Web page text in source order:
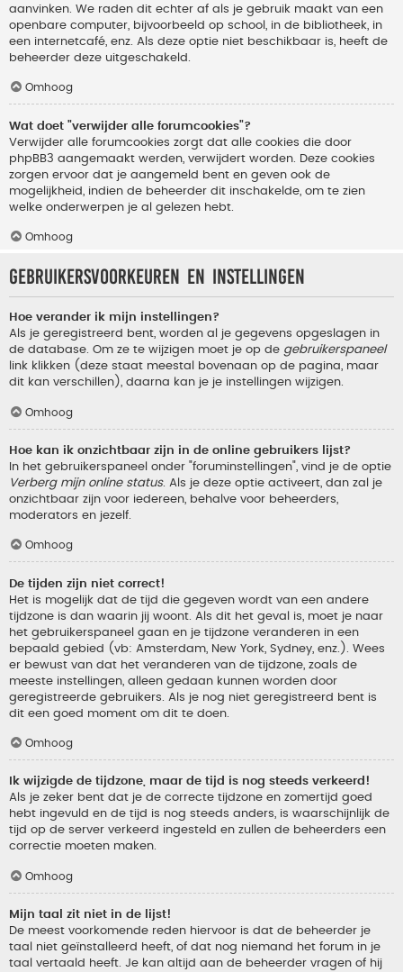
aanvinken. We raden dit echter af als je gebruik maakt van een
openbare computer, bijvoorbeeld op school, in de bibliotheek, in
een internetcafé, enz. Als deze optie niet beschikbaar is, heeft de
beheerder deze uitgeschakeld.
Omhoog
Wat doet "verwijder alle forumcookies"?
Verwijder alle forumcookies zorgt dat alle cookies die door
phpBB3 aangemaakt werden, verwijdert worden. Deze cookies
zorgen ervoor dat je aangemeld bent en geven ook de
mogelijkheid, indien de beheerder dit inschakelde, om te zien
welke onderwerpen je al gelezen hebt.
Omhoog
Gebruikersvoorkeuren en instellingen
Hoe verander ik mijn instellingen?
Als je geregistreerd bent, worden al je gegevens opgeslagen in
de database. Om ze te wijzigen moet je op de gebruikerspaneel
link klikken (deze staat meestal bovenaan op de pagina, maar
dit kan verschillen), daarna kan je je instellingen wijzigen.
Omhoog
Hoe kan ik onzichtbaar zijn in de online gebruikers lijst?
In het gebruikerspaneel onder "foruminstellingen", vind je de optie
Verberg mijn online status. Als je deze optie activeert, dan zal je
onzichtbaar zijn voor iedereen, behalve voor beheerders,
moderators en jezelf.
Omhoog
De tijden zijn niet correct!
Het is mogelijk dat de tijd die gegeven wordt van een andere
tijdzone is dan waarin jij woont. Als dit het geval is, moet je naar
het gebruikerspaneel gaan en je tijdzone veranderen in een
bepaald gebied (vb: Amsterdam, New York, Sydney, enz.). Wees
er bewust van dat het veranderen van de tijdzone, zoals de
meeste instellingen, alleen gedaan kunnen worden door
geregistreerde gebruikers. Als je nog niet geregistreerd bent is
dit een goed moment om dit te doen.
Omhoog
Ik wijzigde de tijdzone, maar de tijd is nog steeds verkeerd!
Als je zeker bent dat je de correcte tijdzone en zomertijd goed
hebt ingevuld en de tijd is nog steeds anders, is waarschijnlijk de
tijd op de server verkeerd ingesteld en zullen de beheerders een
correctie moeten maken.
Omhoog
Mijn taal zit niet in de lijst!
De meest voorkomende reden hiervoor is dat de beheerder je
taal niet geïnstalleerd heeft, of dat nog niemand het forum in je
taal vertaald heeft. Je kan altijd aan de beheerder vragen of hij